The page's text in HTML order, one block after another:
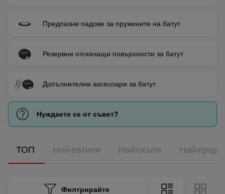
Предпазни падове за пружините на батут
Резервни отскачащи повърхности за батут
Допълнителни аксесоари за батут
Нуждаете се от съвет?
ТОП Най-евтини Най-скъпи Най-
Филтрирайте